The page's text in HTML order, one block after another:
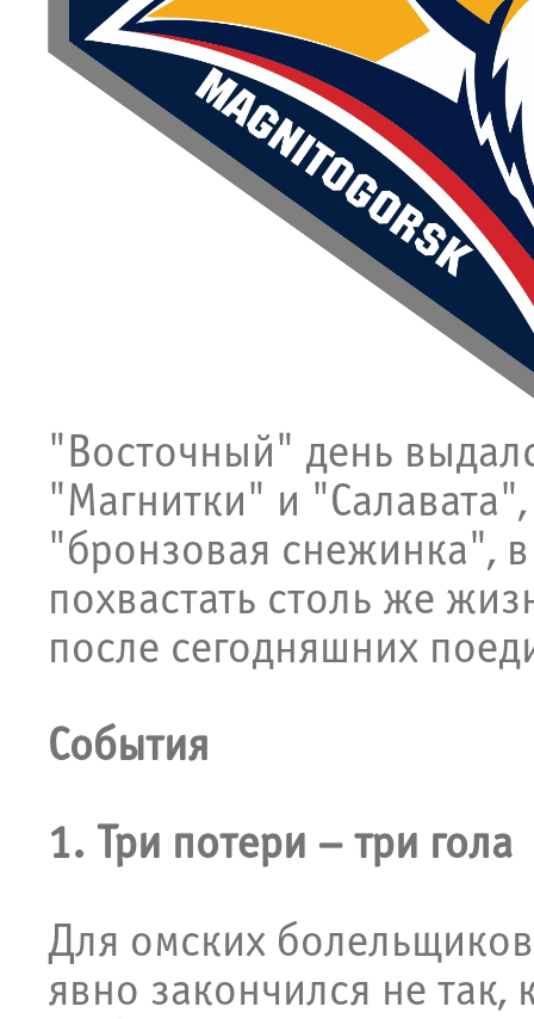
"Восточный" день
"Магнитки" и
"бронзовая снежинка",
похвастать столь же
после сегодняшних
События
1. Три потери – три гола
Для омских
явно закончился не так,